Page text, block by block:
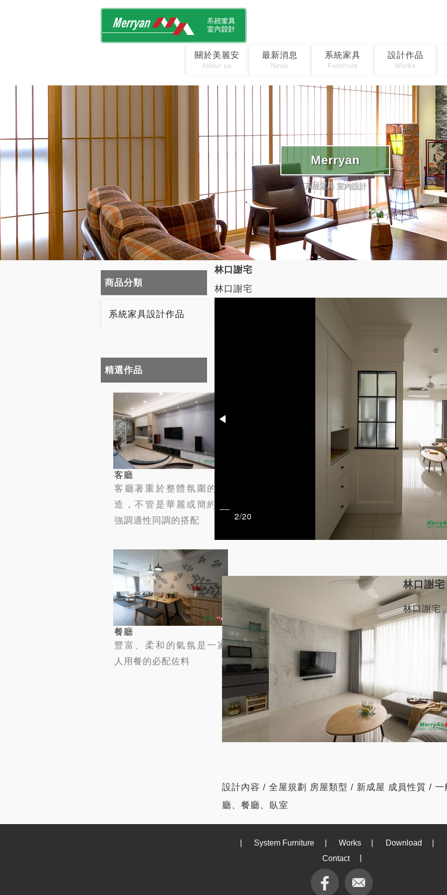
關於美麗安
About us
最新消息
News
系統家具
Furniture
設計作品
Works
Merryan
系統家具 室內設計
商品分類
系統家具設計作品
精選作品
客廳
客廳著重於整體氛圍的營
造，不管是華麗或簡約都
強調適性同調的搭配
餐廳
豐富、柔和的氣氛是一家
人用餐的必配佐料
林口謝宅
林口謝宅
2/20
林口謝宅
林口謝宅
設計內容 / 全屋規劃 房屋類型 / 新成屋 成員性質 /
廳、餐廳、臥室
System Furniture Works Download
Contact